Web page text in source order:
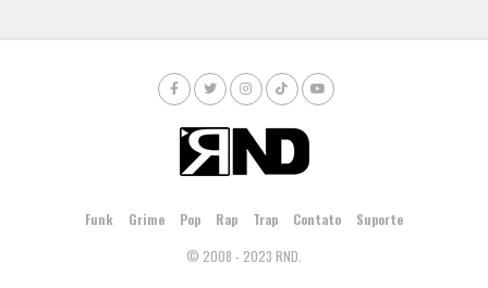
Funk Grime Pop Rap Trap Contato
Suporte
© 2008 - 2023 RND.